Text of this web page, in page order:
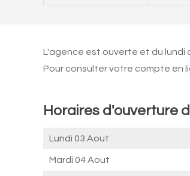
L'agence est ouverte et du lundi
Pour consulter votre compte en
Horaires d'ouverture
Lundi 03 Aout
Mardi 04 Aout